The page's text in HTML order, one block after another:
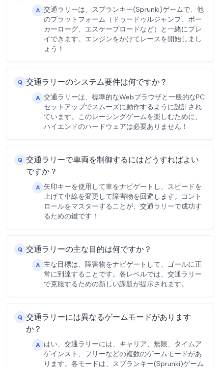
A 交通ラリーは、スプランキー(Sprunki)ゲームで、他
のプラットフォーム（ドゥードゥルジャンプ、ポー
カーローグ、エスケープロードなど）と一緒にプレ
イできます。エンジンをかけてレースを開始しまし
ょう！
Q 交通ラリーのシステム要件は何ですか？
A 交通ラリーは、標準的なWebブラウザと一般的なPC
セットアップでスムーズに動作するように設計され
ています。このレーシングゲームを楽しむために、
ハイエンドのハードウェアは必要ありません！
Q 交通ラリーで車両を制御するにはどうすればよい
ですか？
A 矢印キーを使用して車をナビゲートし、スピードを
上げて車線を変更して障害物を回避します。コント
ロールをマスターすることが、交通ラリーで成功す
るための鍵です！
Q 交通ラリーの主な目的は何ですか？
A 主な目標は、障害物をナビゲートして、ゴールに正
常に到達することです。各レベルでは、交通ラリー
で克服するための新しい課題が提示されます。
Q 交通ラリーには異なるゲームモードがあります
か？
A はい、交通ラリーには、キャリア、無限、タイムア
ゲインスト、フリーなどの複数のゲームモードがあ
ります。各モードは、スプランキー(Sprunki)ゲーム